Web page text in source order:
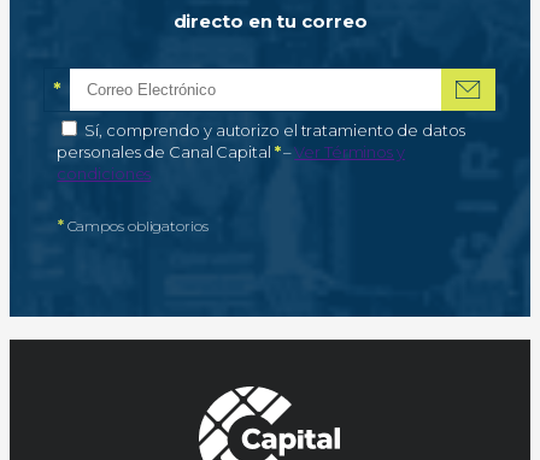
directo en tu correo
Correo electrónico
*Campo obligatorio
Autorización de tratamiento de datos personales
Sí, comprendo y autorizo el tratamiento de datos
personales de Canal Capital *–Campo obligatorio
Ver Términos y
condiciones
*Campos obligatorios